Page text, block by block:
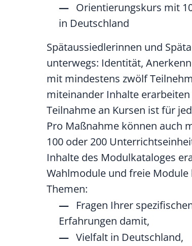
Orientierungskurs mit
in Deutschland
Spätaussiedlerinnen und
unterwegs: Identität,
mit mindestens zwölf
miteinander Inhalte
Teilnahme an Kursen ist für
Pro Maßnahme können auch
100 oder 200
Inhalte des Modulkataloges
Wahlmodule und freie
Themen:
Fragen Ihrer
Erfahrungen damit,
Vielfalt in Deutschland,